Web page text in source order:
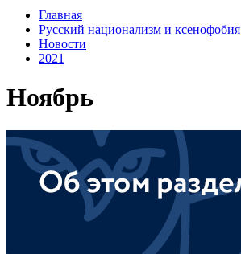
Главная
Русский национализм и ксенофобия
Новости
2021
Ноябрь